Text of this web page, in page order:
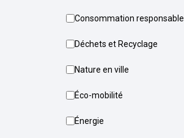
Consommation responsable
Déchets et Recyclage
Nature en ville
Éco-mobilité
Énergie